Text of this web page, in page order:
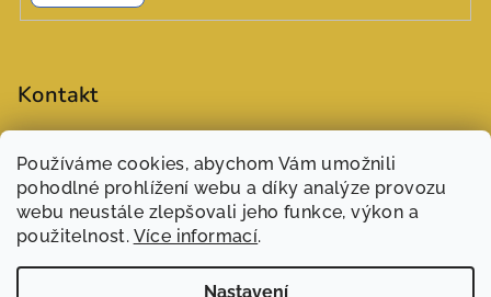
Používáme cookies, abychom Vám umožnili
pohodlné prohlížení webu a díky analýze provozu
webu neustále zlepšovali jeho funkce, výkon a
použitelnost. Více informací.
Nastavení
Kontakt
777551848 (Šárka)